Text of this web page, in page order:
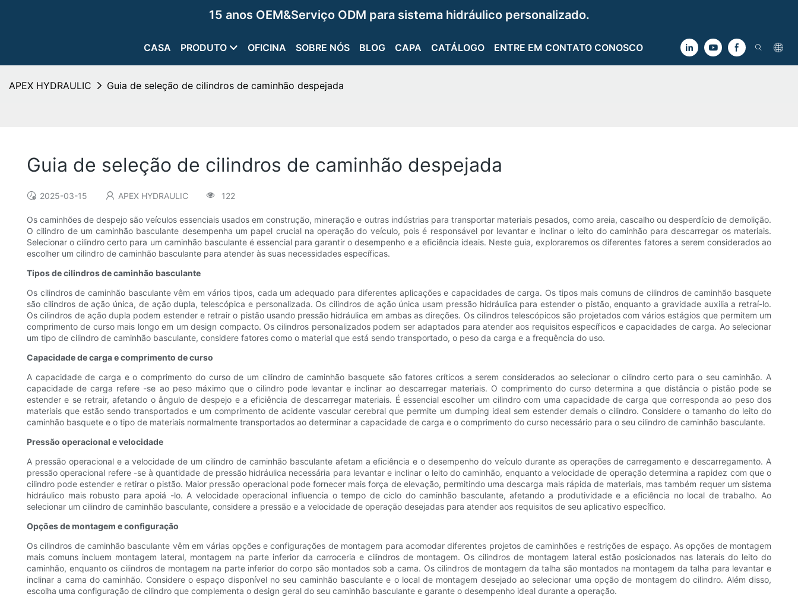
15 anos OEM&Serviço ODM para sistema hidráulico personalizado.
CASA PRODUTO OFICINA SOBRE NÓS BLOG CAPA CATÁLOGO ENTRE EM CONTATO CONOSCO
APEX HYDRAULIC Guia de seleção de cilindros de caminhão despejada
Guia de seleção de cilindros de caminhão despejada
2025-03-15 APEX HYDRAULIC 122
Os caminhões de despejo são veículos essenciais usados ​​em construção, mineração e outras indústrias para transportar materiais pesados, como areia, cascalho ou desperdício de demolição.
O cilindro de um caminhão basculante desempenha um papel crucial na operação do veículo, pois é responsável por levantar e inclinar o leito do caminhão para descarregar os materiais.
Selecionar o cilindro certo para um caminhão basculante é essencial para garantir o desempenho e a eficiência ideais. Neste guia, exploraremos os diferentes fatores a serem considerados ao
escolher um cilindro de caminhão basculante para atender às suas necessidades específicas.
Tipos de cilindros de caminhão basculante
Os cilindros de caminhão basculante vêm em vários tipos, cada um adequado para diferentes aplicações e capacidades de carga. Os tipos mais comuns de cilindros de caminhão basquete
são cilindros de ação única, de ação dupla, telescópica e personalizada. Os cilindros de ação única usam pressão hidráulica para estender o pistão, enquanto a gravidade auxilia a retraí-lo.
Os cilindros de ação dupla podem estender e retrair o pistão usando pressão hidráulica em ambas as direções. Os cilindros telescópicos são projetados com vários estágios que permitem um
comprimento de curso mais longo em um design compacto. Os cilindros personalizados podem ser adaptados para atender aos requisitos específicos e capacidades de carga. Ao selecionar
um tipo de cilindro de caminhão basculante, considere fatores como o material que está sendo transportado, o peso da carga e a frequência do uso.
Capacidade de carga e comprimento de curso
A capacidade de carga e o comprimento do curso de um cilindro de caminhão basquete são fatores críticos a serem considerados ao selecionar o cilindro certo para o seu caminhão. A
capacidade de carga refere -se ao peso máximo que o cilindro pode levantar e inclinar ao descarregar materiais. O comprimento do curso determina a que distância o pistão pode se
estender e se retrair, afetando o ângulo de despejo e a eficiência de descarregar materiais. É essencial escolher um cilindro com uma capacidade de carga que corresponda ao peso dos
materiais que estão sendo transportados e um comprimento de acidente vascular cerebral que permite um dumping ideal sem estender demais o cilindro. Considere o tamanho do leito do
caminhão basquete e o tipo de materiais normalmente transportados ao determinar a capacidade de carga e o comprimento do curso necessário para o seu cilindro de caminhão basculante.
Pressão operacional e velocidade
A pressão operacional e a velocidade de um cilindro de caminhão basculante afetam a eficiência e o desempenho do veículo durante as operações de carregamento e descarregamento. A
pressão operacional refere -se à quantidade de pressão hidráulica necessária para levantar e inclinar o leito do caminhão, enquanto a velocidade de operação determina a rapidez com que o
cilindro pode estender e retirar o pistão. Maior pressão operacional pode fornecer mais força de elevação, permitindo uma descarga mais rápida de materiais, mas também requer um sistema
hidráulico mais robusto para apoiá -lo. A velocidade operacional influencia o tempo de ciclo do caminhão basculante, afetando a produtividade e a eficiência no local de trabalho. Ao
selecionar um cilindro de caminhão basculante, considere a pressão e a velocidade de operação desejadas para atender aos requisitos de seu aplicativo específico.
Opções de montagem e configuração
Os cilindros de caminhão basculante vêm em várias opções e configurações de montagem para acomodar diferentes projetos de caminhões e restrições de espaço. As opções de montagem
mais comuns incluem montagem lateral, montagem na parte inferior da carroceria e cilindros de montagem. Os cilindros de montagem lateral estão posicionados nas laterais do leito do
caminhão, enquanto os cilindros de montagem na parte inferior do corpo são montados sob a cama. Os cilindros de montagem da talha são montados na montagem da talha para levantar e
inclinar a cama do caminhão. Considere o espaço disponível no seu caminhão basculante e o local de montagem desejado ao selecionar uma opção de montagem do cilindro. Além disso,
escolha uma configuração de cilindro que complementa o design geral do seu caminhão basculante e garante o desempenho ideal durante a operação.